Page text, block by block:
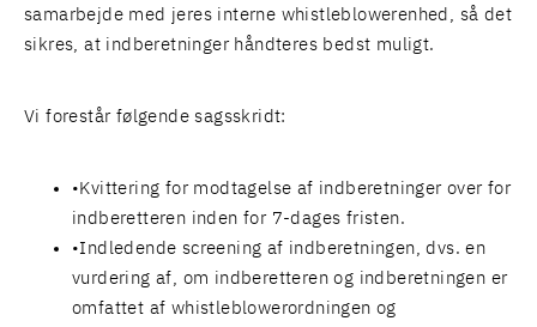
samarbejde med jeres interne whistleblowerenhed, så det
sikres, at indberetninger håndteres bedst muligt.
Vi forestår følgende sagsskridt:
Kvittering for modtagelse af indberetninger over for
indberetteren inden for 7-dages fristen.
Indledende screening af indberetningen, dvs. en
vurdering af, om indberetteren og indberetningen er
omfattet af whistleblowerordningen og